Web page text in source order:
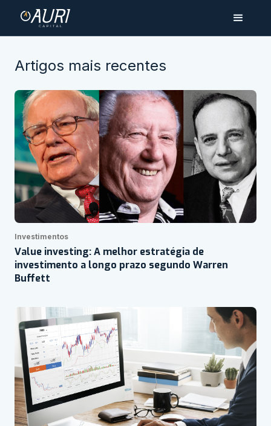
Artigos mais recentes
Investimentos
Value investing: A melhor estratégia de
investimento a longo prazo segundo Warren
Buffett